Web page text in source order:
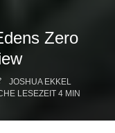
Zero
JOSHUA EKKEL
LESEZEIT 4 MIN